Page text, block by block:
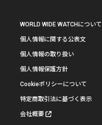
WORLD WIDE WATCHについて
個人情報に関する公表文
個人情報の取り扱い
個人情報保護方針
Cookieポリシーについて
特定商取引法に基づく表示
会社概要